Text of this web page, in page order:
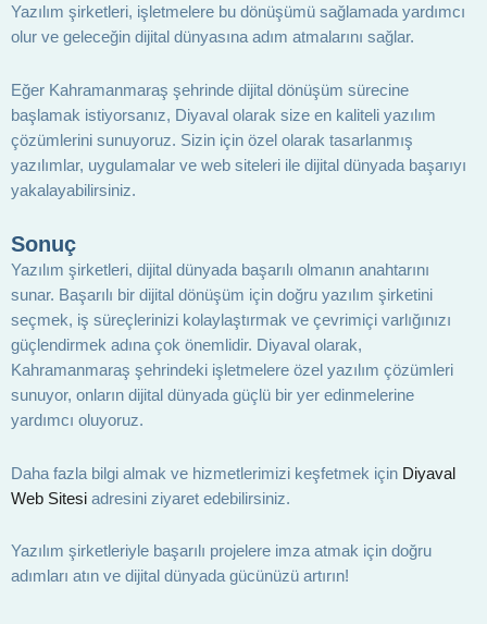
Yazılım şirketleri, işletmelere bu dönüşümü sağlamada yardımcı
olur ve geleceğin dijital dünyasına adım atmalarını sağlar.
Eğer Kahramanmaraş şehrinde dijital dönüşüm sürecine
başlamak istiyorsanız, Diyaval olarak size en kaliteli yazılım
çözümlerini sunuyoruz. Sizin için özel olarak tasarlanmış
yazılımlar, uygulamalar ve web siteleri ile dijital dünyada başarıyı
yakalayabilirsiniz.
Sonuç
Yazılım şirketleri, dijital dünyada başarılı olmanın anahtarını
sunar. Başarılı bir dijital dönüşüm için doğru yazılım şirketini
seçmek, iş süreçlerinizi kolaylaştırmak ve çevrimiçi varlığınızı
güçlendirmek adına çok önemlidir. Diyaval olarak,
Kahramanmaraş şehrindeki işletmelere özel yazılım çözümleri
sunuyor, onların dijital dünyada güçlü bir yer edinmelerine
yardımcı oluyoruz.
Daha fazla bilgi almak ve hizmetlerimizi keşfetmek için Diyaval
Web Sitesi adresini ziyaret edebilirsiniz.
Yazılım şirketleriyle başarılı projelere imza atmak için doğru
adımları atın ve dijital dünyada gücünüzü artırın!